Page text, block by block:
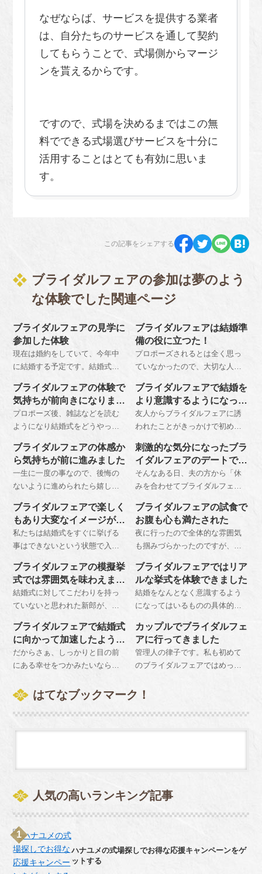
なぜならば、サービスを提供する業者
は、自分たちのサービスを通して契約
してもらうことで、式場側からマージ
ンを貰えるからです。
ですので、式場を決めるまではこの無
料でできる式場選びサービスを十分に
活用することはとても有効に思いま
す。
この記事をシェアする
ブライダルフェアの参加は夢のよう
な体験でした関連ページ
ブライダルフェアの見学に
参加した体験
現在は婚約をしていて、今年中
に結婚する予定です。結婚式を
まっていなかったので、休日に
行ってみることにしました、、
ブライダルフェアは結婚準
備の役に立つた！
プロポーズされるとは全く思っ
ていなかったので、大切な人に
非常に驚いてしまったことを覚
えています。プロポーズをされ
た後にはすぐに結婚式の準備を
することに決めました。しか
し、いざ準備をしようと思った
時に、手順が全くわからなくて
困ってしまったのです、、
ブライダルフェアの体験で
気持ちが前向きになりまし
た
プロポーズ後、雑誌などを読む
ようになり結婚式をどうやって
なりました。 ウエディング雑誌
を読んでもなかなかイメージが
持てませんでしたが、ブライダ
ルフェアに参加したことで一気
に話が進み良い機会になりまし
た。
ブライダルフェアで結婚を
より意識するようになった
理由とは？
友人からブライダルフェアに誘
われたことがきっかけで初めて
が目当てでしたが、フェアに参
加してみると結婚したいいう気
持ちが強くなっていくのを感じ
ました。こんな式をしたいとい
うイメージもなかったので、参
加する事で自分が挙げたい式の
イメージが膨らんでいきまし
た。
ブライダルフェアの体感か
ら気持ちが前に進みました
一生に一度の事なので、後悔の
ないように進められたら嬉しい
したいという気持ちもありま
す。こだわってしまうと限界が
なく費用もオーバーしてしまい
ますが、パートナーの彼としっ
かりと自分達に一番を考えなが
ら決めていければなと思いま
す。
刺激的な気分になったブラ
イダルフェアのデートでし
た
そんなある日、夫の方から「休
みを合わせてブライダルフェア
をきっかけに、私たちは初めて
式場に足を運ぶことになったの
です。
ブライダルフェアで楽しく
もあり大変なイメージが伝
わりました
私たちは結婚式をすぐに挙げる
事はできないという状態で入籍
も彼は叔父さんに借金をしてお
り、それを返すために貯金はほ
とんどしていなかったからで
す。そのため入籍はしても結婚
式は挙げられず、彼自身もそれ
を不甲斐ないと感じていて負い
目となっていました。そんな彼
に負い目を感じてほしくないと
ライズで結婚式をプレゼントし
てあげようと考えました。
ブライダルフェアの試食で
お腹も心も満たされた
夜に行ったので全体的な雰囲気
も掴みづらかったのですが、ナ
た装飾やライトアップがされて
いたのでとても素敵でした。一
通り見て回った後に、スタッフ
の方に「ブライダルフェアに来
てもらえればもっといろんなこ
とを体験することができます
よ」と言われたので、週末に開
催されているフェアに行ってみ
ブライダルフェアの模擬挙
式では雰囲気を味わえまし
た
結婚式に対してこだわりを持っ
ていないと思われた新郎が、新
とは。ということなのですが、
男性側からしたら多くの方がこ
のような状態でブライダルフェ
アに行っているのではないでし
わりを持たない新郎側と、こだ
ブライダルフェアではリア
ルな挙式を体験できました
結婚をなんとなく意識するよう
になってはいるものの具体的な
なっている状態のカップルのお
話です。新郎パートナーもその
辺の事情が分かっているよう
で、ブライダルフェアへの参加
忙しくなかなかブライダルフェ
ったこともありました。
ブライダルフェアで結婚式
に向かって加速したようで
す
だからさぁ、しっかりと目の前
にある幸せをつかみたいなら
移らなければいつまでたっても
次の進展はないといっているわ
けです。 ちょっと強引ですが、
さきがないことに気が付いたあ
ことができるからです。 管理人
して後悔するより、何もしない
と思うからです。
カップルでブライダルフェ
アに行ってきました
管理人の律子です。私も初めて
のブライダルフェアではめっち
は、たくさんの人がいて、いろ
ほとんど頭に残ったことはあり
イダルフェアどうだった」と聞
てなにも記憶がなかったとしか
た。
はてなブックマーク！
人気の高いランキング記事
ハナユメの式場探しでお得な応援キャンペーンをゲ
ットする